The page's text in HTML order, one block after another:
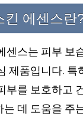
킨 에센스란
센스는 피부 보
제품입니다. 특
부를 보호하고
는 데 도움을 주